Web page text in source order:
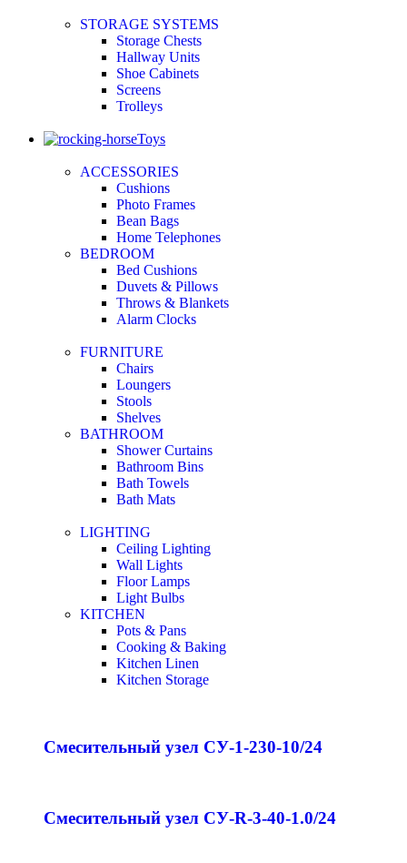
STORAGE SYSTEMS
Storage Chests
Hallway Units
Shoe Cabinets
Screens
Trolleys
Toys
ACCESSORIES
Cushions
Photo Frames
Bean Bags
Home Telephones
BEDROOM
Bed Cushions
Duvets & Pillows
Throws & Blankets
Alarm Clocks
FURNITURE
Chairs
Loungers
Stools
Shelves
BATHROOM
Shower Curtains
Bathroom Bins
Bath Towels
Bath Mats
LIGHTING
Ceiling Lighting
Wall Lights
Floor Lamps
Light Bulbs
KITCHEN
Pots & Pans
Cooking & Baking
Kitchen Linen
Kitchen Storage
Смесительный узел СУ-1-230-10/24
Смесительный узел СУ-R-3-40-1.0/24